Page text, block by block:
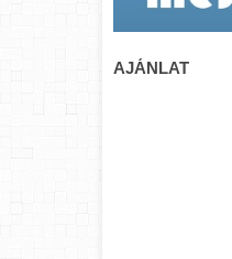
AJÁNLAT